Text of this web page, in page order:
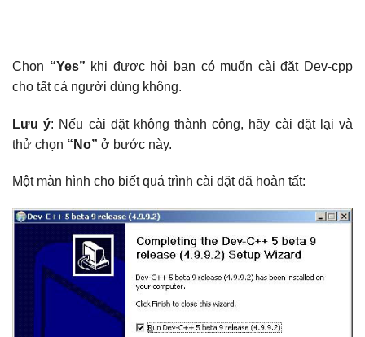
Chọn “Yes” khi được hỏi bạn có muốn cài đặt Dev-cpp
cho tất cả người dùng không.
Lưu ý: Nếu cài đặt không thành công, hãy cài đặt lại và
thử chọn “No” ở bước này.
Một màn hình cho biết quá trình cài đặt đã hoàn tất: